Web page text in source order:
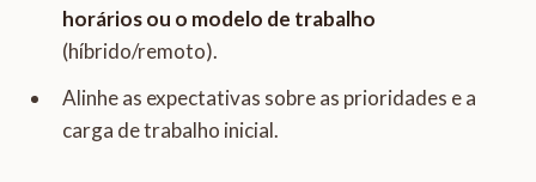
horários ou o modelo de trabalho
(híbrido/remoto).
Alinhe as expectativas sobre as prioridades e a
carga de trabalho inicial.